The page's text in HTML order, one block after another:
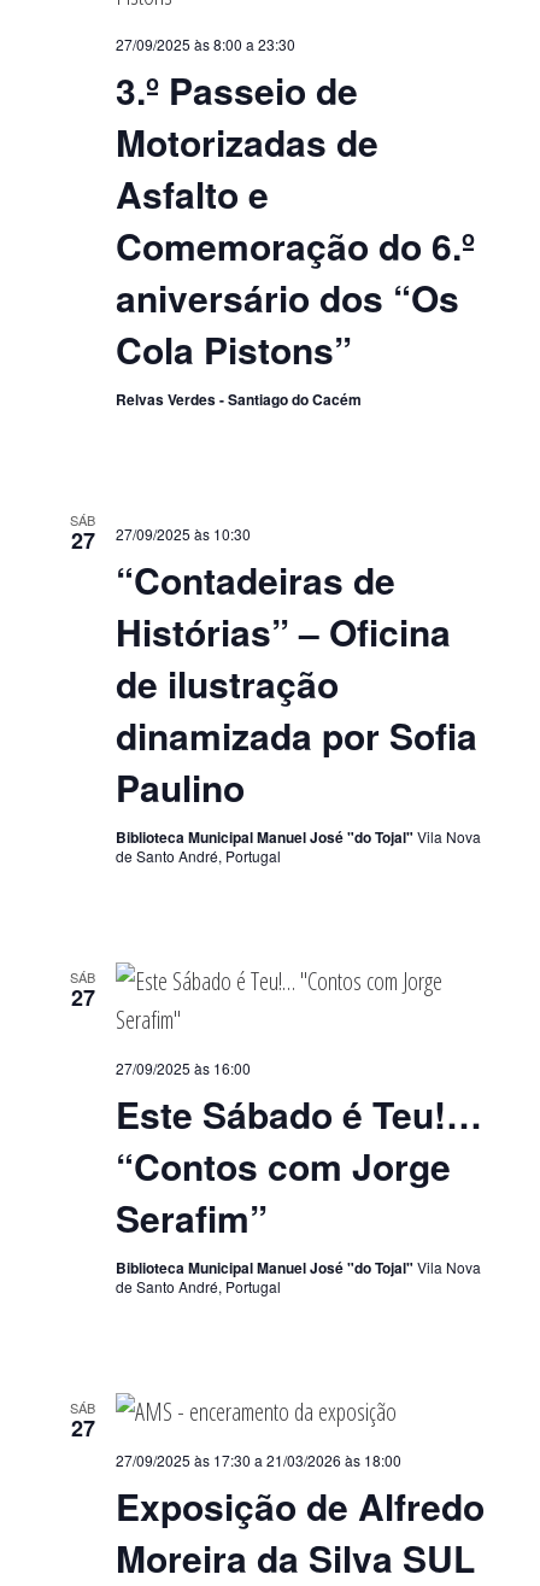
3.º Passeio de
Motorizadas de
Asfalto e
Comemoração do 6.º
aniversário dos “Os
Cola Pistons”
27/09/2025 às 8:00 a 23:30
Relvas Verdes - Santiago do Cacém
SÁB
27
“Contadeiras de
Histórias” – Oficina
de ilustração
dinamizada por Sofia
Paulino
27/09/2025 às 10:30
Biblioteca Municipal Manuel José "do Tojal" Vila Nova
de Santo André, Portugal
SÁB
27
Este Sábado é Teu!…
“Contos com Jorge
Serafim”
27/09/2025 às 16:00
Biblioteca Municipal Manuel José "do Tojal" Vila Nova
de Santo André, Portugal
SÁB
27
Exposição de Alfredo
Moreira da Silva SUL
27/09/2025 às 17:30 a 21/03/2026 às 18:00